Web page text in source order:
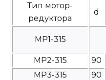
Тип мотор-
редуктора
d
МР1-315
МР2-315
90
МР3-315
90